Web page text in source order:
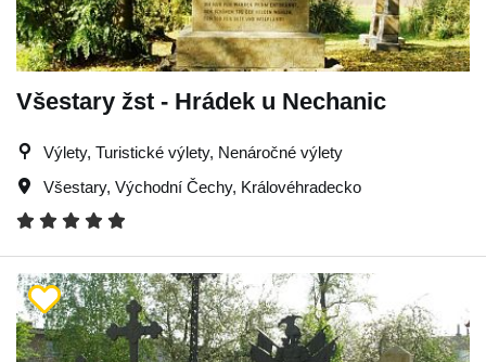
Všestary žst - Hrádek u Nechanic
Výlety, Turistické výlety, Nenáročné výlety
Všestary, Východní Čechy, Královéhradecko